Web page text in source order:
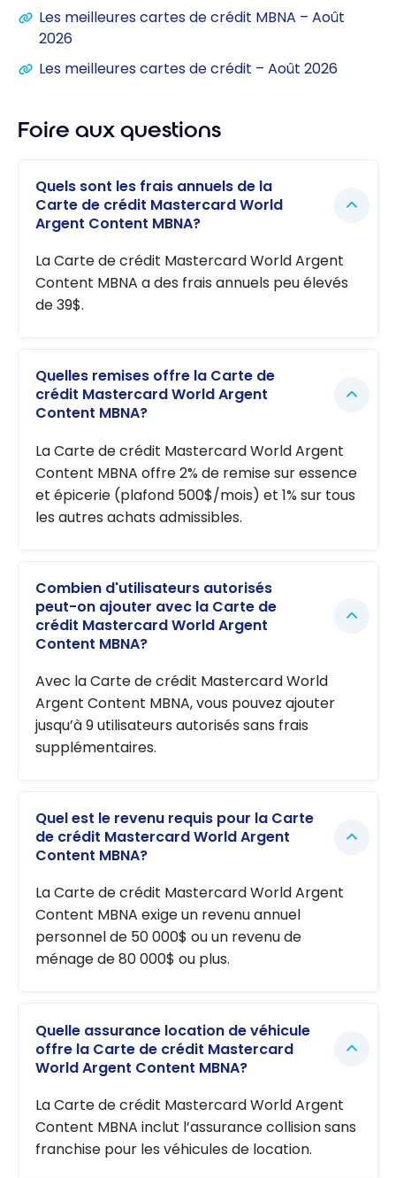
Les meilleures cartes de crédit MBNA – Août
2026
Les meilleures cartes de crédit – Août 2026
Foire aux questions
Quels sont les frais annuels de la
Carte de crédit Mastercard World
Argent Content MBNA?
La Carte de crédit Mastercard World Argent
Content MBNA a des frais annuels peu élevés
de 39$.
Quelles remises offre la Carte de
crédit Mastercard World Argent
Content MBNA?
La Carte de crédit Mastercard World Argent
Content MBNA offre 2% de remise sur essence
et épicerie (plafond 500$/mois) et 1% sur tous
les autres achats admissibles.
Combien d'utilisateurs autorisés
peut-on ajouter avec la Carte de
crédit Mastercard World Argent
Content MBNA?
Avec la Carte de crédit Mastercard World
Argent Content MBNA, vous pouvez ajouter
jusqu’à 9 utilisateurs autorisés sans frais
supplémentaires.
Quel est le revenu requis pour la Carte
de crédit Mastercard World Argent
Content MBNA?
La Carte de crédit Mastercard World Argent
Content MBNA exige un revenu annuel
personnel de 50 000$ ou un revenu de
ménage de 80 000$ ou plus.
Quelle assurance location de véhicule
offre la Carte de crédit Mastercard
World Argent Content MBNA?
La Carte de crédit Mastercard World Argent
Content MBNA inclut l’assurance collision sans
franchise pour les véhicules de location.